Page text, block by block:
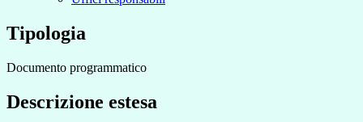
Tipologia
Documento programmatico
Descrizione estesa